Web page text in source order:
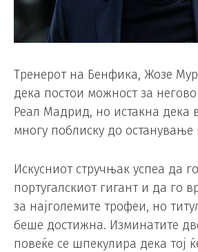
Тренерот на Бенфика, Жозе
дека постои можност за
Реал Мадрид, но истакна дека
многу поблиску до
Искусниот стручњак успеа да
португалскиот гигант и да го
за најголемите трофеи, но
беше достижна. Изминатите
повеќе се шпекулира дека тој